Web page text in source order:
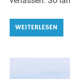
WEITERLESEN